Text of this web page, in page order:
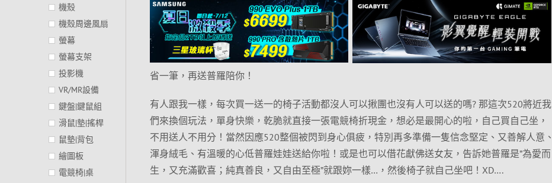
省一筆，再送普羅陪你！
有人跟我一樣，每次買一送一的椅子活動都沒人可以揪團也沒有人可以送的嗎? 那這次520將近我
們來換個玩法，單身快樂，乾脆就直接一張電競椅折現金，想必是最開心的啦，自己買自己坐，
不用送人不用分！當然因應520整個被閃到身心俱疲，特別再多準備一隻信念堅定、又善解人意、
渾身絨毛、有溫暖的心低普羅娃娃送給你啦！或是也可以借花獻佛送女友，告訴她普羅是”為愛而
生，又充滿歡喜；純真善良，又自由至極”就跟妳一樣…，然後椅子就自己坐吧！XD….
機殼
機殼周邊風扇
螢幕
螢幕支架
投影機
VR/MR設備
鍵盤|鍵鼠組
滑鼠|墊|搖桿
鼠墊|背包
繪圖板
電競椅|桌